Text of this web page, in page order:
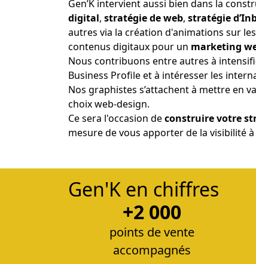
Gen’K intervient aussi bien dans la
digital, stratégie de web, stratégie
autres via la création d'animations sur
contenus digitaux pour un marketing
Nous contribuons entre autres à
Business Profile et à intéresser les
Nos graphistes s’attachent à mettre en
choix web-design.
Ce sera l'occasion deconstruire votre
mesure de vous apporter de la visibilité
Gen'K en chiffres
+2 000
points de vente
accompagnés